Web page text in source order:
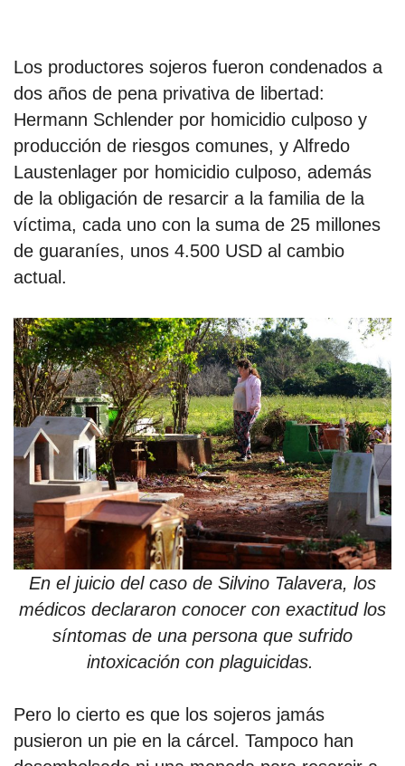
Los productores sojeros fueron condenados a
dos años de pena privativa de libertad:
Hermann Schlender por homicidio culposo y
producción de riesgos comunes, y Alfredo
Laustenlager por homicidio culposo, además
de la obligación de resarcir a la familia de la
víctima, cada uno con la suma de 25 millones
de guaraníes, unos 4.500 USD al cambio
actual.
En el juicio del caso de Silvino Talavera, los
médicos declararon conocer con exactitud los
síntomas de una persona que sufrido
intoxicación con plaguicidas.
Pero lo cierto es que los sojeros jamás
pusieron un pie en la cárcel. Tampoco han